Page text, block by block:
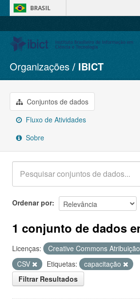
BRASIL
Conjuntos de dados
Organizações
Grupos
Sobre
Organizações IBICT
Conjuntos de dados
Fluxo de Atividades
Sobre
Ordenar por
1 conjunto de dados
Licenças: Creative Commons Atribuição
CSV
Etiquetas:
capacitação
Filtrar Resultados